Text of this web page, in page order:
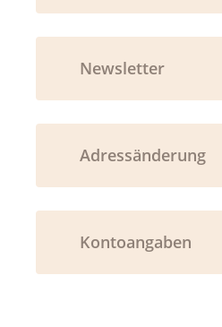
Newsletter
Adressänderung
Kontoangaben